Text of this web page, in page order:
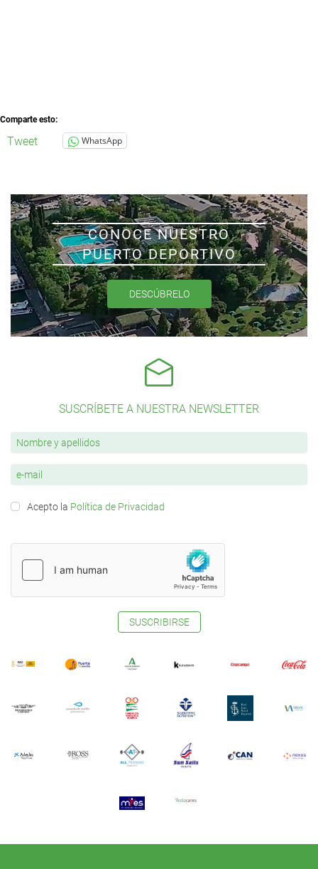
Comparte esto:
Tweet WhatsApp
CONOCE NUESTRO
PUERTO DEPORTIVO
DESCÚBRELO
SUSCRÍBETE A NUESTRA NEWSLETTER
Acepto la Política de Privacidad
SUSCRIBIRSE